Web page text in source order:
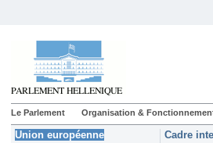
Le Parlement Organisation &
Union européenne Cadre